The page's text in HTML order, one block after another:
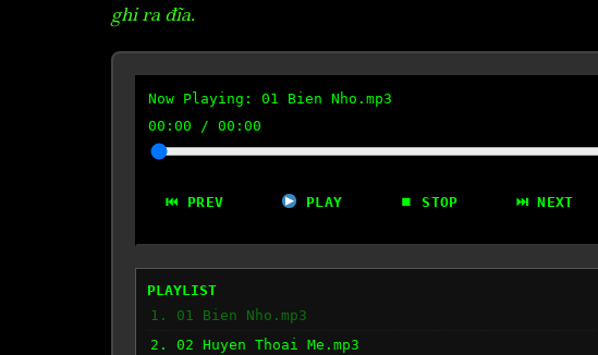
ghi ra đĩa.
Now Playing: 01 Bien Nho.mp3
00:00 / 00:00
⏮ PREV PLAY ⏹ STOP ⏭ NEXT
PLAYLIST
1. 01 Bien Nho.mp3
2. 02 Huyen Thoai Me.mp3